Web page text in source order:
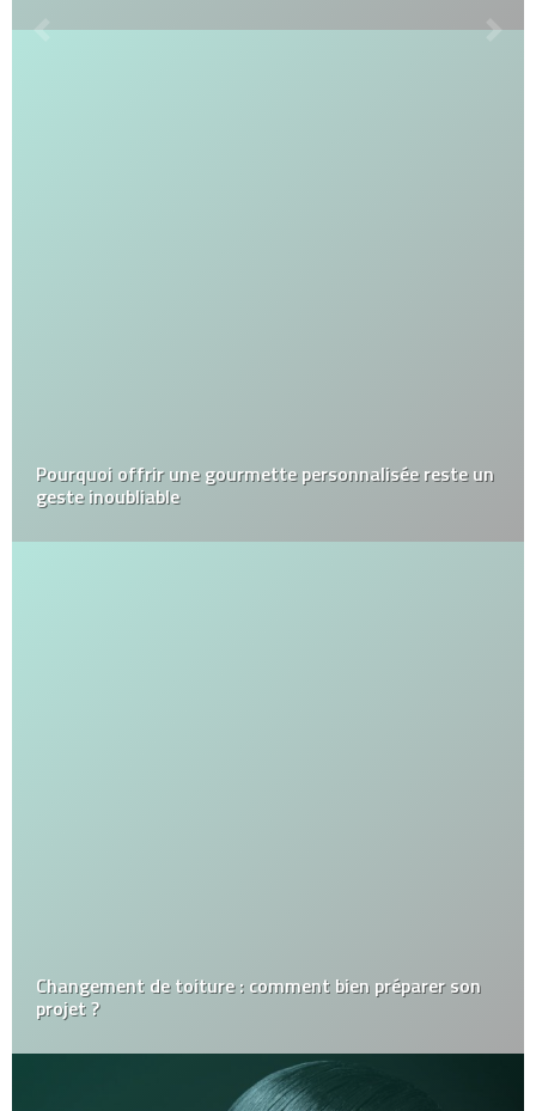
Pourquoi offrir une gourmette personnalisée reste un
geste inoubliable
Changement de toiture : comment bien préparer son
projet ?